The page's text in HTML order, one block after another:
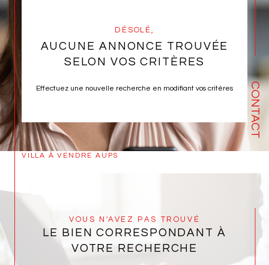
CONTACT
DÉSOLÉ,
AUCUNE ANNONCE TROUVÉE
SELON VOS CRITÈRES
Effectuez une nouvelle recherche en modifiant vos critères
VILLA À VENDRE AUPS
VOUS N'AVEZ PAS TROUVÉ
LE BIEN CORRESPONDANT À
VOTRE RECHERCHE